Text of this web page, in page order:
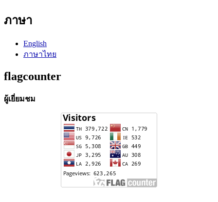
ภาษา
English
ภาษาไทย
flagcounter
ผู้เยี่ยมชม